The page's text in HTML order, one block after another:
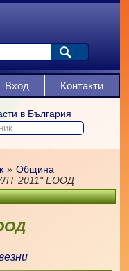
в България
Вход Контакти
» Община
2011" ЕООД